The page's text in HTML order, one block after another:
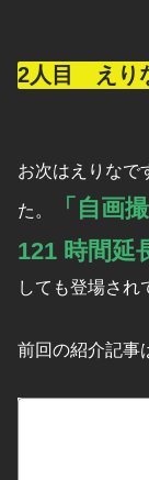
2人目 えり
お次はえりなで
た。
「自画
121 時間延
しても登場され
前回の紹介記事